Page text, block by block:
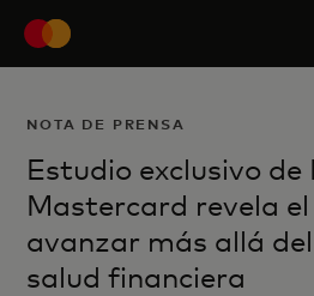
NOTA DE PRENSA
Estudio exclusivo de
Mastercard revela
avanzar más allá
salud financiera